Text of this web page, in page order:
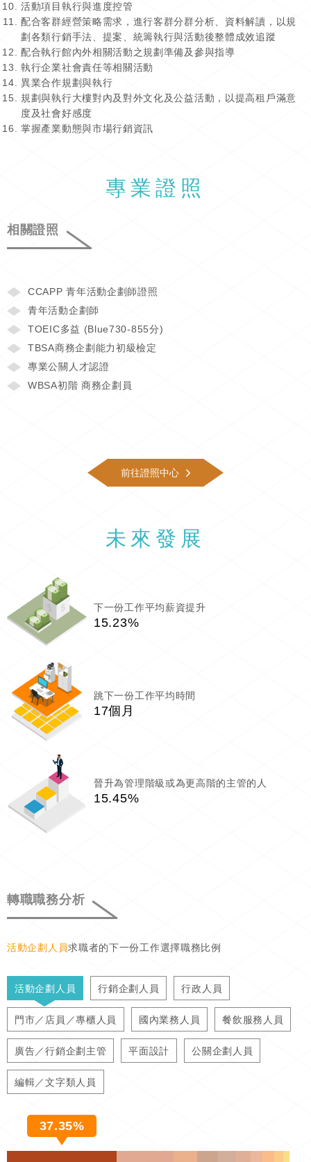
活動項目執行與進度控管
配合客群經營策略需求，進行客群分群分析、資料解讀，以規
劃各類行銷手法、提案、統籌執行與活動後整體成效追蹤
配合執行館內外相關活動之規劃準備及參與指導
執行企業社會責任等相關活動
異業合作規劃與執行
規劃與執行大樓對內及對外文化及公益活動，以提高租戶滿意
度及社會好感度
掌握產業動態與市場行銷資訊
專業證照
相關證照
CCAPP 青年活動企劃師證照
青年活動企劃師
TOEIC多益 (Blue730-855分)
TBSA商務企劃能力初級檢定
專業公關人才認證
WBSA初階 商務企劃員
前往證照中心
未來發展
下一份工作平均薪資提升
15.23%
跳下一份工作平均時間
17個月
晉升為管理階級或為更高階的主管的人
15.45%
轉職職務分析
活動企劃人員求職者的下一份工作選擇職務比例
活動企劃人員 行銷企劃人員 行政人員
門市／店員／專櫃人員 國內業務人員 餐飲服務人員
廣告／行銷企劃主管 平面設計 公關企劃人員
編輯／文字類人員
37.35%